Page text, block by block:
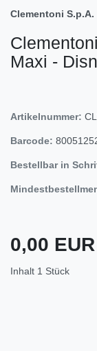
Clementoni S.p.A.
Maxi -
Artikelnummer:
Barcode:
Bestellbar in
0,00 EUR
Inhalt 1 Stück